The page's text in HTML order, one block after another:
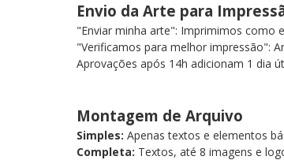
Envio da Arte para
"Enviar minha arte": Imprimimos como
"Verificamos para melhor impressão":
Aprovações após 14h adicionam 1 dia
Montagem de Arquivo
Simples: Apenas textos e elementos
Completa: Textos, até 8 imagens e